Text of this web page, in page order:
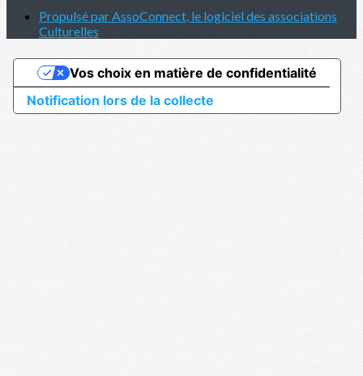
Propulsé par AssoConnect, le logiciel des associations
Culturelles
Notification lors de la collecte
Vos choix en matière de confidentialité